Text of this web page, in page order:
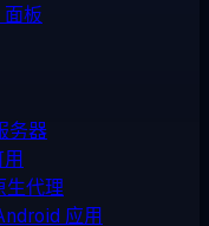
板
务器
生代理
应用